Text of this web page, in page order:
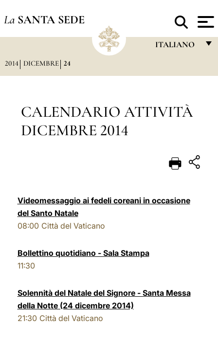
La SANTA SEDE
ITALIANO
DEUTSCH
2014 DICEMBRE 24
CALENDARIO ATTIVITÀ
DICEMBRE 2014
Videomessaggio ai fedeli coreani in occasione
del Santo Natale
08:00 Città del Vaticano
Bollettino quotidiano - Sala Stampa
11:30
Solennità del Natale del Signore - Santa Messa
della Notte (24 dicembre 2014)
21:30 Città del Vaticano